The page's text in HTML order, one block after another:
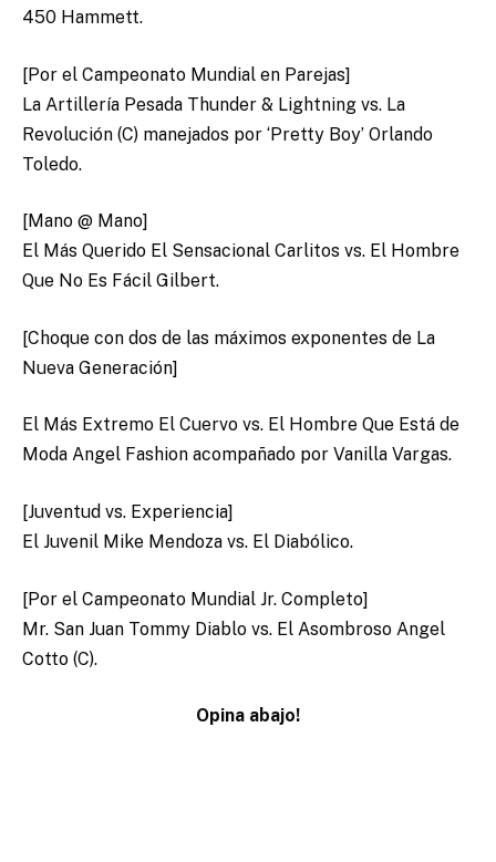
450 Hammett.
[Por el Campeonato Mundial en Parejas]
La Artillería Pesada Thunder & Lightning vs. La
Revolución (C) manejados por ‘Pretty Boy’ Orlando
Toledo.
[Mano @ Mano]
El Más Querido El Sensacional Carlitos vs. El Hombre
Que No Es Fácil Gilbert.
[Choque con dos de las máximos exponentes de La
Nueva Generación]
El Más Extremo El Cuervo vs. El Hombre Que Está de
Moda Angel Fashion acompañado por Vanilla Vargas.
[Juventud vs. Experiencia]
El Juvenil Mike Mendoza vs. El Diabólico.
[Por el Campeonato Mundial Jr. Completo]
Mr. San Juan Tommy Diablo vs. El Asombroso Angel
Cotto (C).
Opina abajo!